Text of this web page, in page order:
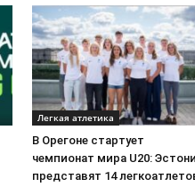
Легкая атлетика
В Орегоне стартует
чемпионат мира U20:
представят 14